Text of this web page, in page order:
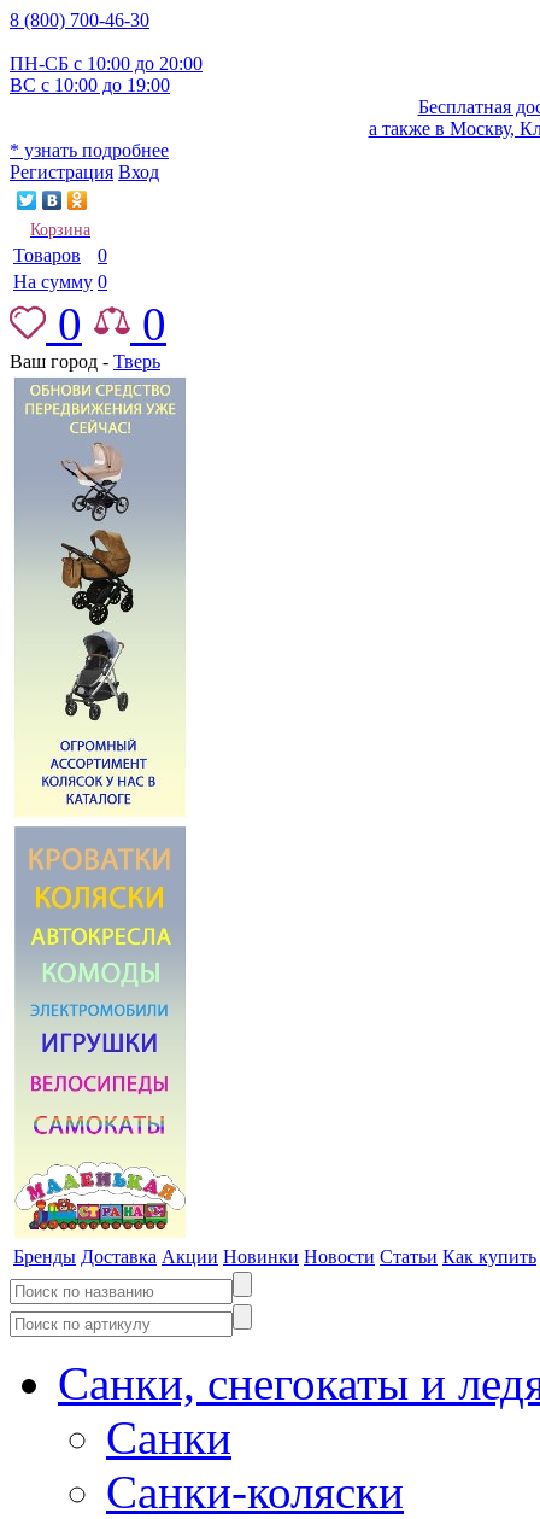
8 (800) 700-46-30
ПН-СБ с 10:00 до 20:00
ВС с 10:00 до 19:00
Бесплатная
а также в Москву,
* узнать подробнее
Регистрация Вход
Корзина
Товаров
0
На сумму 0
0 0
Ваш город - Тверь
Бренды Доставка Акции Новинки Новости Статьи Как купить
Санки, снегокаты и
Санки
Санки-коляски